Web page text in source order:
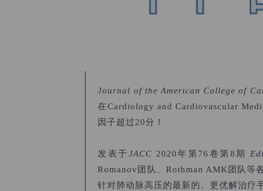
Journal of the American College of
在Cardiology and Cardiovascular
因子超过20分！
发表于JACC 2020年第76卷第8期
Romanov团队、Rothman AMK团队等
针对肺动脉高压的最新的、更优解治疗